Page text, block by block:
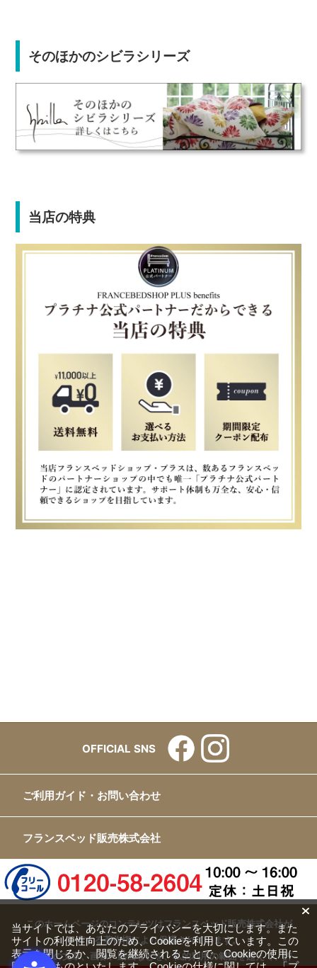
そのほかのシビラシリーズ
当店の特典
OFFICIAL SNS
ご利用ガイド・お問い合わせ
フランスベッド販売株式会社
このホームページのコンテンツはフランスベッド販売株式会社が
有する著作権により保護されています。
すべての文章、画像、動画などを、私的利用の範囲を超えて、許
当サイトでは、あなたのプライバシーを大切にします。また
サイトの利便性向上のため、Cookieを利用しています。この
表示を閉じるか、閲覧を継続されることで、Cookieの使用に